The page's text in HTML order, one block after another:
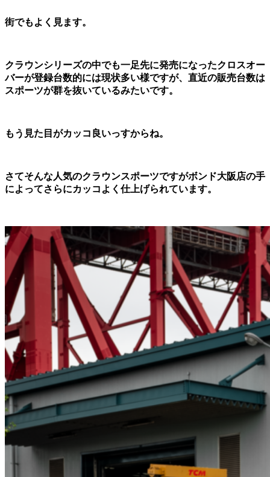
街でもよく見ます。
クラウンシリーズの中でも一足先に発売になったクロスオー
バーが登録台数的には現状多い様ですが、直近の販売台数は
スポーツが群を抜いているみたいです。
もう見た目がカッコ良いっすからね。
さてそんな人気のクラウンスポーツですがボンド大阪店の手
によってさらにカッコよく仕上げられています。